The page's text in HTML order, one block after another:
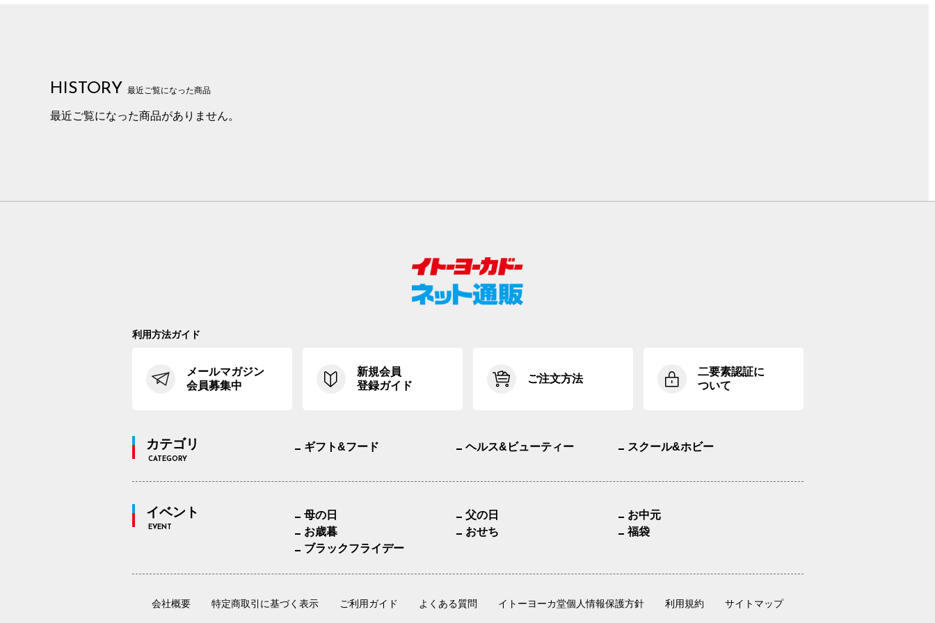
HISTORY 最近ご覧になった商品
最近ご覧になった商品がありません。
利用方法ガイド
メールマガジン
会員募集中
新規会員
登録ガイド
ご注文方法
二要素認証に
ついて
カテゴリ
CATEGORY
ギフト&フード ヘルス&ビューティー スクール&ホビー
イベント
EVENT
母の日 父の日
お中元
お歳暮
おせち
福袋
ブラックフライデー
会社概要 特定商取引に基づく表示 ご利用ガイド よくある質問 イトーヨーカ堂個人情報保護方針 利用規約 サイトマップ